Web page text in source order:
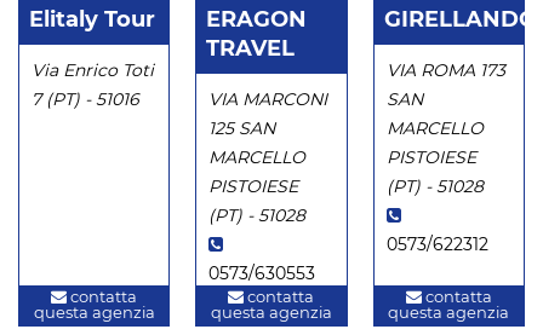
Elitaly Tour
Via Enrico Toti
7 (PT) - 51016
contatta
questa agenzia
ERAGON
TRAVEL
VIA MARCONI
125 SAN
MARCELLO
PISTOIESE
(PT) - 51028
0573/630553
contatta
questa agenzia
GIRELLANDO
VIA ROMA 173
SAN
MARCELLO
PISTOIESE
(PT) - 51028
0573/622312
contatta
questa agenzia